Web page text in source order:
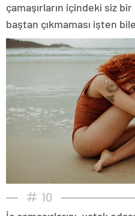
çamaşırların içindeki siz
baştan çıkmaması işten
10